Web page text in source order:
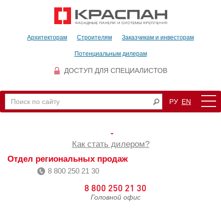
Архитекторам Строителям Заказчикам и инвесторам
Потенциальным дилерам
ДОСТУП ДЛЯ СПЕЦИАЛИСТОВ
РУ EN
Как стать дилером?
Отдел региональных продаж
8 800 250 21 30
8 800 250 21 30
Головной офис